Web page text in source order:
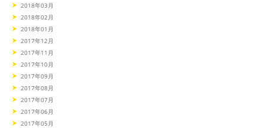
2018年03月
2018年02月
2018年01月
2017年12月
2017年11月
2017年10月
2017年09月
2017年08月
2017年07月
2017年06月
2017年05月